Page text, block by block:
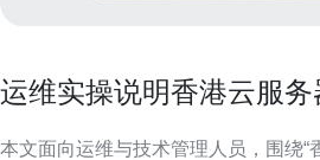
运维实操说明香港云服务
本文面向运维与技术管理人员，围绕“